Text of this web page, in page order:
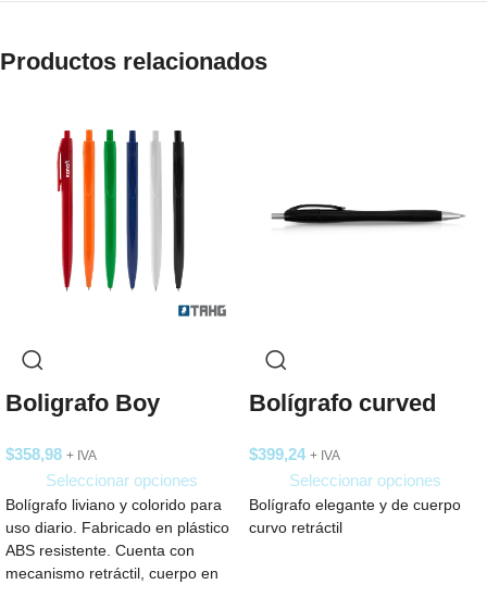
Productos relacionados
Boligrafo Boy
$358,98 + IVA
Seleccionar opciones
Bolígrafo liviano y colorido para
uso diario. Fabricado en plástico
ABS resistente. Cuenta con
mecanismo retráctil, cuerpo en
Bolígrafo curved
$399,24 + IVA
Seleccionar opciones
Bolígrafo elegante y de cuerpo
curvo retráctil